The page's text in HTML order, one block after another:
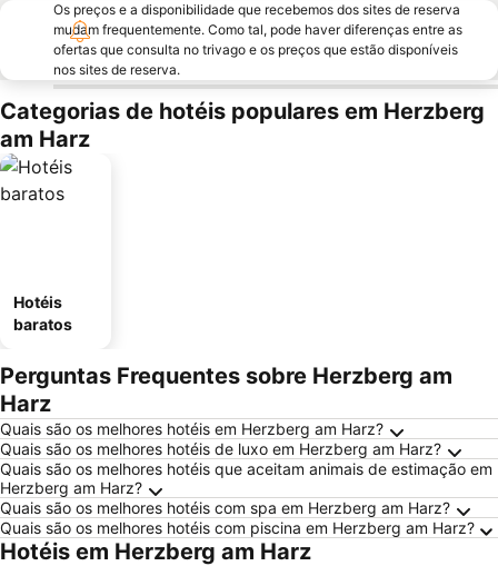
Os preços e a disponibilidade que recebemos dos sites de reserva
mudam frequentemente. Como tal, pode haver diferenças entre as
ofertas que consulta no trivago e os preços que estão disponíveis
nos sites de reserva.
Categorias de hotéis populares em Herzberg
am Harz
Hotéis
baratos
Perguntas Frequentes sobre Herzberg am
Harz
Quais são os melhores hotéis em Herzberg am Harz?
Quais são os melhores hotéis de luxo em Herzberg am Harz?
Quais são os melhores hotéis que aceitam animais de estimação em
Herzberg am Harz?
Quais são os melhores hotéis com spa em Herzberg am Harz?
Quais são os melhores hotéis com piscina em Herzberg am Harz?
Hotéis em Herzberg am Harz